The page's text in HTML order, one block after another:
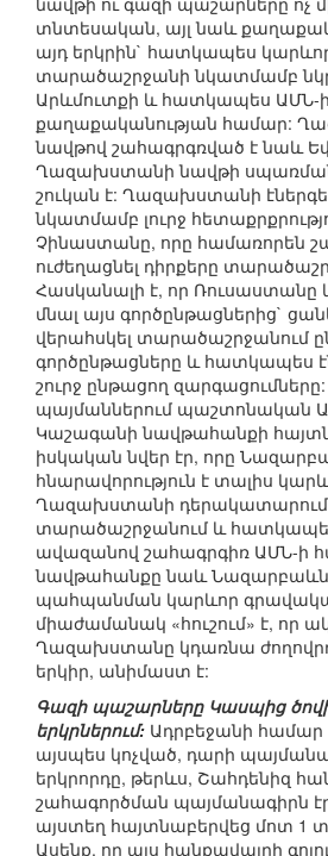
տնտեսական, այլ նաև
այդ երկրին` հատկապես
տարածաշրջանի նկատմամբ
Արևմուտքի և հատկապես ԱՄՆ-ի
քաղաքականության համար:
նավթով շահագրգռված է նաև
Ղազախստանի նավթի
շուկան է: Ղազախստանի
նկատմամբ լուրջ
Չինաստանը, որը համառորեն
ուժեղացնել դիրքերը
Հասկանալի է, որ Ռուսաստանը
մնալ այս գործընթացներից`
վերահսկել տարածաշրջանում
գործընթացները և հատկապես
շուրջ ընթացող
պայմաններում պաշտոնական
Կաշագանի նավթահանքի
իսկական նվեր էր, որը
հնարավորություն է տալիս
Ղազախստանի
տարածաշրջանում և
ավազանով շահագրգիռ ԱՄՆ-ի
նավթահանքը նաև
պահպանման կարևոր
միաժամանակ «հուշում» է, որ
Ղազախստանը կդառնա
երկիր, անիմաստ է:
Գազի պաշարները Կասպից
երկրներում: Ադրբեջանի
այսպես կոչված, դարի
երկրորդը, թերևս, Շահդենիզ
շահագործման պայմանագիրն
այստեղ հայտնաբերվեց մոտ 1
Ասենք, որ այս հանքավայրի